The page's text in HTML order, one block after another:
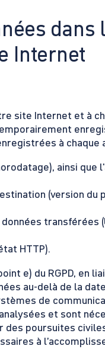
dans
Internet
site Internet et à
à chaque
ainsi que
(version du
transférées
HTTP).
e) du RGPD, en
au-delà de la
de
et sont
poursuites
à